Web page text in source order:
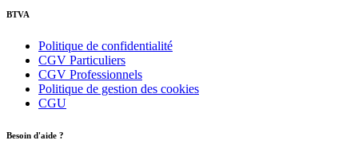
BTVA
Politique de confidentialité
CGV Particuliers
CGV Professionnels
Politique de gestion des cookies
CGU
Besoin d'aide ?